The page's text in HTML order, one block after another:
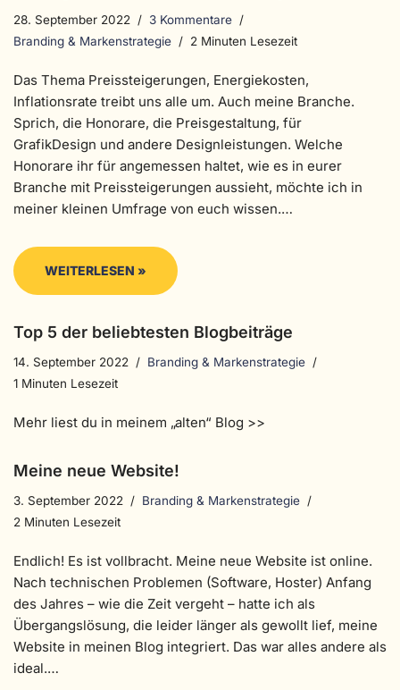
28. September 2022
3 Kommentare
Branding & Markenstrategie
2 Minuten Lesezeit
Das Thema Preissteigerungen, Energiekosten,
Inflationsrate treibt uns alle um. Auch meine Branche.
Sprich, die Honorare, die Preisgestaltung, für
GrafikDesign und andere Designleistungen. Welche
Honorare ihr für angemessen haltet, wie es in eurer
Branche mit Preissteigerungen aussieht, möchte ich in
meiner kleinen Umfrage von euch wissen.…
WEITERLESEN »
Top 5 der beliebtesten Blogbeiträge
14. September 2022
Branding & Markenstrategie
1 Minuten Lesezeit
Mehr liest du in meinem „alten“ Blog >>
Meine neue Website!
3. September 2022
Branding & Markenstrategie
2 Minuten Lesezeit
Endlich! Es ist vollbracht. Meine neue Website ist online.
Nach technischen Problemen (Software, Hoster) Anfang
des Jahres – wie die Zeit vergeht – hatte ich als
Übergangslösung, die leider länger als gewollt lief, meine
Website in meinen Blog integriert. Das war alles andere als
ideal.…